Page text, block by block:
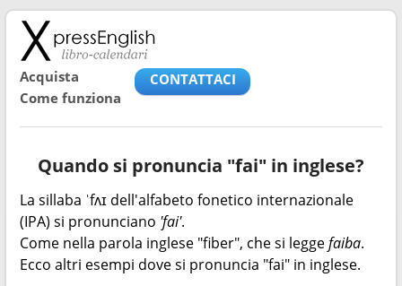
Acquista
Come funziona
CONTATTACI
Quando si pronuncia "fai" in inglese?
La sillaba ˈfʌɪ dell'alfabeto fonetico internazionale
(IPA) si pronunciano 'fai'.
Come nella parola inglese "fiber", che si leggefaiba.
Ecco altri esempi dove si pronuncia "fai" in inglese.